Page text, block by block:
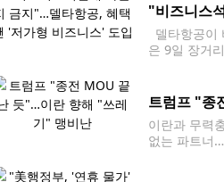
"비즈니스
델타항공이
은 9일 장거
트럼프 "종
이란과 무력
없는 파트너